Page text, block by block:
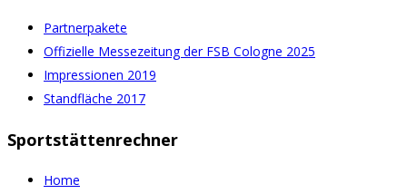
Partnerpakete
Offizielle Messezeitung der FSB Cologne 2025
Impressionen 2019
Standfläche 2017
Sportstättenrechner
Home